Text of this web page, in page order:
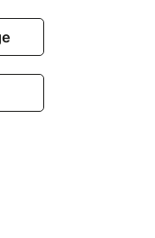
nos repas sur
sur simple